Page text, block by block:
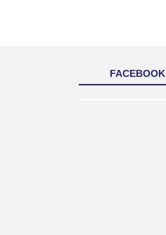
FACEBOOK